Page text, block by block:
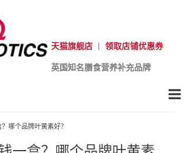
天猫旗舰店 领取店铺优惠券
英国知名膳食营养补充品牌
哪个品牌叶黄素好？